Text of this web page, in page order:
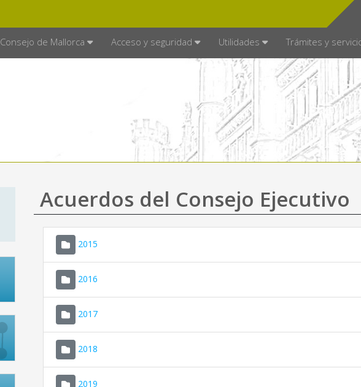
Consejo de Mallorca Acceso y seguridad Utilidades Trámites y
Acuerdos del Consejo Ejecutivo
2015
2016
2017
2018
2019